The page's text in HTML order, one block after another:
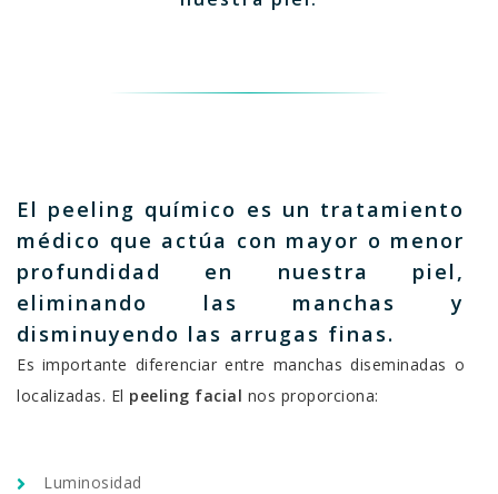
El peeling químico es un tratamiento
médico que actúa con mayor o menor
profundidad en nuestra piel,
eliminando las manchas y
disminuyendo las arrugas finas.
Es importante diferenciar entre manchas diseminadas o
localizadas. El peeling facial nos proporciona:
Luminosidad